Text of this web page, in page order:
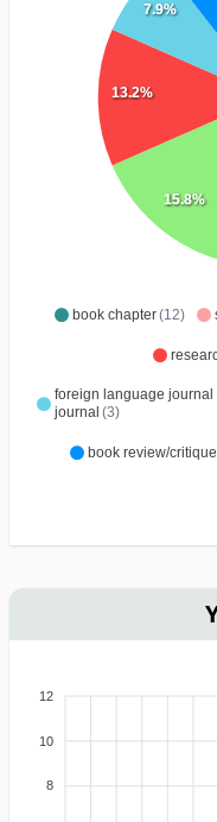
book chapter(12)
foreign language
journal (3)
book review/critique
15.8%
13.2%
7.9%
12
10
8